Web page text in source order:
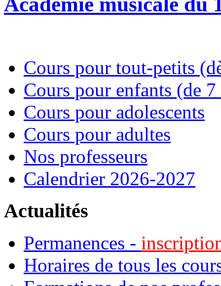
Cours pour tout-petits
Cours pour enfants (de 7
Cours pour adolescents
Cours pour adultes
Nos professeurs
Calendrier 2026-2027
Actualités
Permanences -
Horaires de tous les